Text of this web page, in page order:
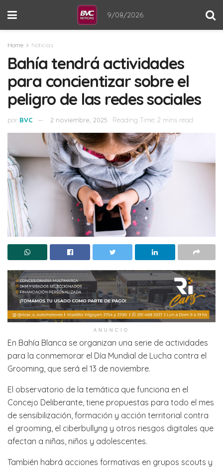
9/08/2026
Home Noticias
Bahía tendrá actividades
para concientizar sobre el
peligro de las redes sociales
por BVC 2 noviembre, 2025 Reading Time: 2 mins read
ANUNCIO
En Bahía Blanca se organizan una serie de actividades
para la conmemorar el Día Mundial de Lucha contra el
Grooming, que será el 13 de noviembre.
El observatorio de la temática que funciona en el
Concejo Deliberante, tiene propuestas para todo el mes
de sensibilización, formación y acción territorial contra
el grooming, el ciberbullyng y otros riesgos digitales que
afectan a niñas, niños y adolescentes.
También habrá acciones formativas en grupos scouts y